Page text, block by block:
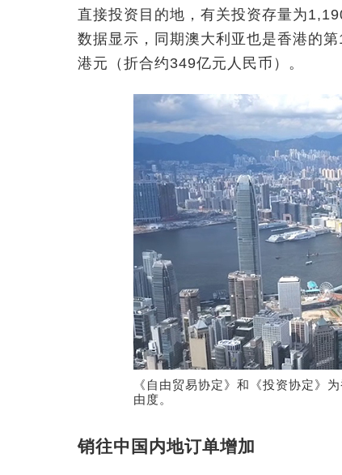
直接投资目的地，有关投资存量为
数据显示，同期澳大利亚也是香港的
港元（折合约349亿元人民币）。
《自由贸易协定》和《投资协定》
由度。
销往中国内地订单增加